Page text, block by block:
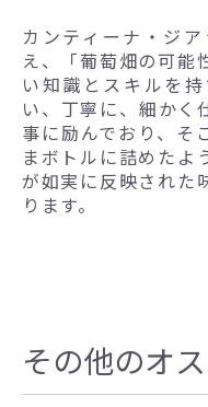
カンティーナ・ジ
え、「葡萄畑の可能
い知識とスキルを
い、丁寧に、細かく
事に励んでおり、そ
まボトルに詰めたよ
が如実に反映された
ります。
その他のオ